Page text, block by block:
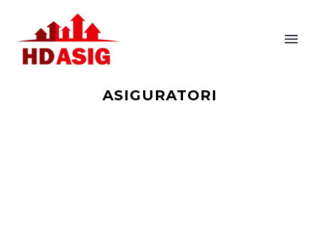
ASIGURATORI